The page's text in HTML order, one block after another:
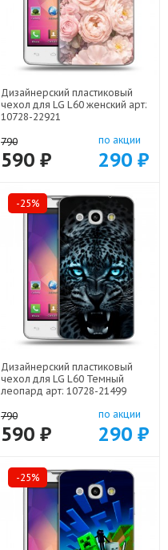
Дизайнерский пластиковый
чехол для LG L60 женский арт:
10728-22921
790
590 ₽
по акции
290 ₽
-25%
Дизайнерский пластиковый
чехол для LG L60 Темный
леопард арт: 10728-21499
790
590 ₽
по акции
290 ₽
-25%